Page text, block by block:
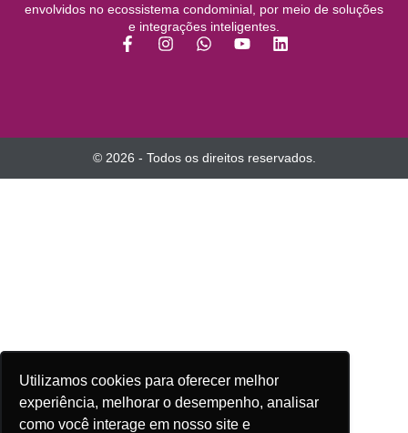
Utilizamos cookies para oferecer melhor
experiência, melhorar o desempenho, analisar
como você interage em nosso site e
envolvidos no ecossistema condominial, por meio de soluções
e integrações inteligentes.
© 2026 - Todos os direitos reservados.